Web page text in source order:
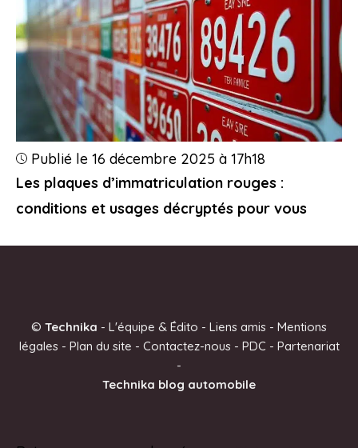
Les plaques d’immatriculation rouges :
conditions et usages décryptés pour vous
Publié le 16 décembre 2025 à 17h18
© Technika - L'équipe & Édito - Liens amis - Mentions
légales- Plan du site - Contactez-nous- PDC - Partenariat
-
Technika blog automobile